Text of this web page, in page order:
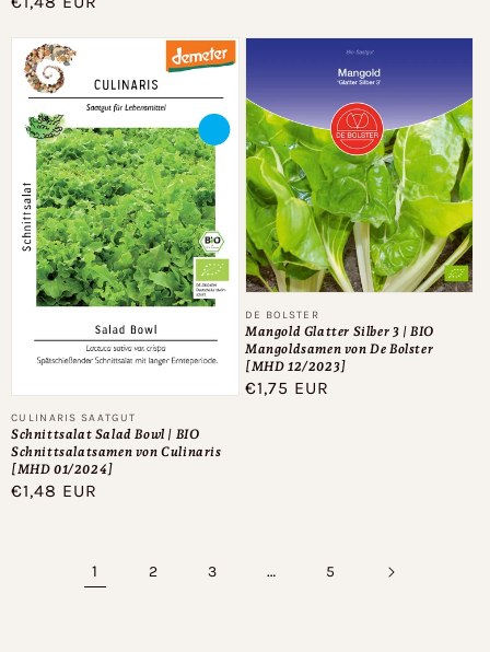
Anbieter:
CULINARIS SAATGUT
Schnittsalat Salad Bowl | BIO
Schnittsalatsamen von Culinaris
[MHD 01/2024]
Normaler
€1,48 EUR
Anbieter:
DE BOLSTER
Mangold Glatter Silber 3 | BIO
Mangoldsamen von De Bolster
[MHD 12/2023]
Normaler
€1,75 EUR
1 2 3 … 5